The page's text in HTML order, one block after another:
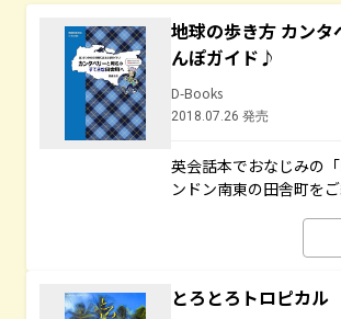
地球の歩き方 カン
んぽガイド♪
D-Books
2018.07.26 発売
英会話本でおなじみの
ンドン南東の田舎町をご
とろとろトロピカ